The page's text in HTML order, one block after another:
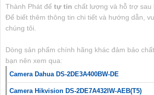
Thành Phát để tự tin chất lượng và hỗ trợ sau
Để biết thêm thông tin chi tiết và hướng dẫn,
chúng tôi.
Dòng sản phẩm chính hãng khác đảm bảo
bạn nên xem qua:
Camera Dahua DS-2DE3A400BW-DE
Camera Hikvision DS-2DE7A432IW-AEB(T5)